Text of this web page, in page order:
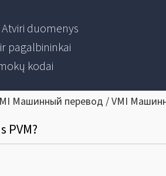
duomenys
pagalbininkai
kodai
Машинный перевод / VMI
PVM?